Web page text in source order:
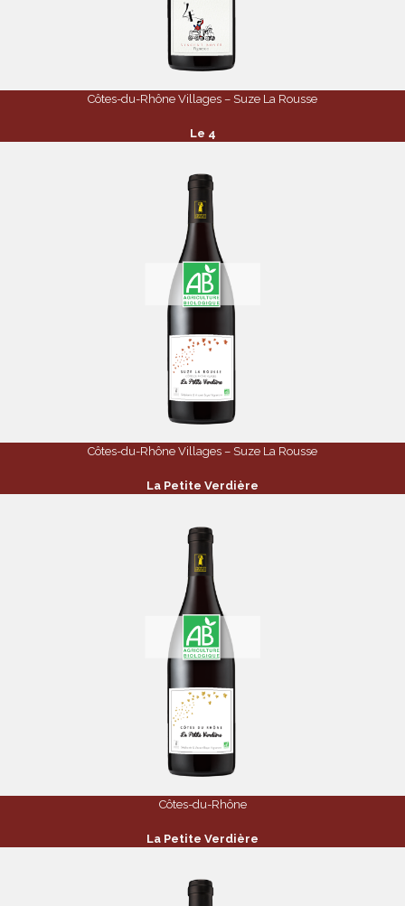
Côtes-du-Rhône Villages – Suze La Rousse
Le 4
Côtes-du-Rhône Villages – Suze La Rousse
La Petite Verdière
Côtes-du-Rhône
La Petite Verdière